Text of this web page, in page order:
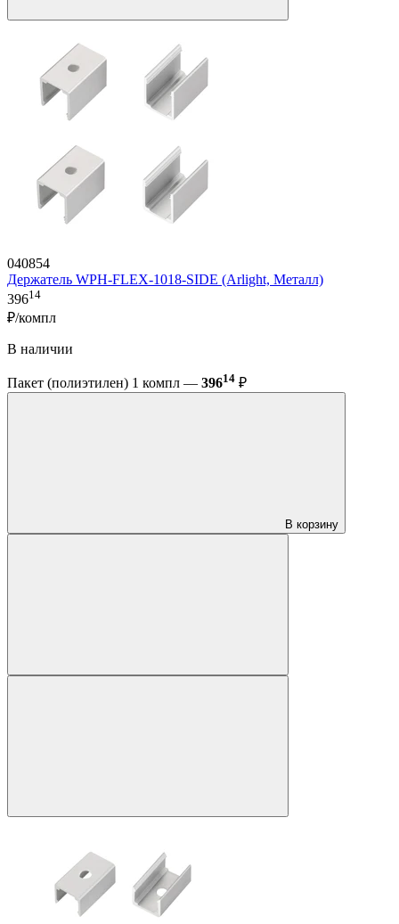
040854
Держатель WPH-FLEX-1018-SIDE (Arlight, Металл)
39614
₽/компл
В наличии
Пакет (полиэтилен) 1 компл — 39614 ₽
В корзину